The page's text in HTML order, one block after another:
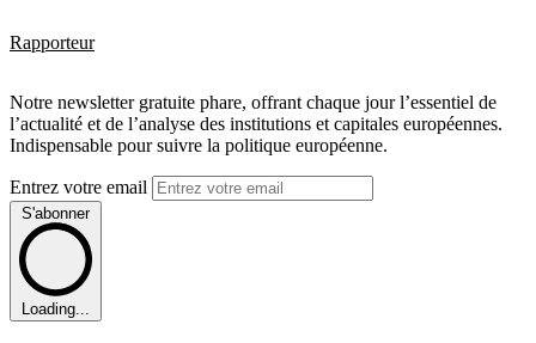
Rapporteur
Notre newsletter gratuite phare, offrant chaque jour l’essentiel de
l’actualité et de l’analyse des institutions et capitales européennes.
Indispensable pour suivre la politique européenne.
Entrez votre email
S'abonner
Loading...